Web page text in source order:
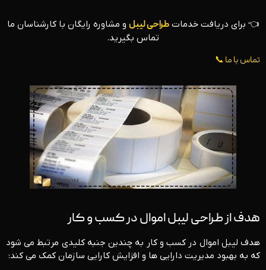
👈 برای دریافت خدمات طراحی لیبل و مشاوره رایگان با کارشناسان ما
تماس بگیرید.
تماس با ما 📞
هدف از طراحی لیبل اموال در کسب و کار
هدف لیبل اموال در کسب‌ و کار به چندین جنبه کلیدی مرتبط می‌ شود
که به بهبود مدیریت دارایی ‌ها و افزایش کارایی سازمان کمک می ‌کند: